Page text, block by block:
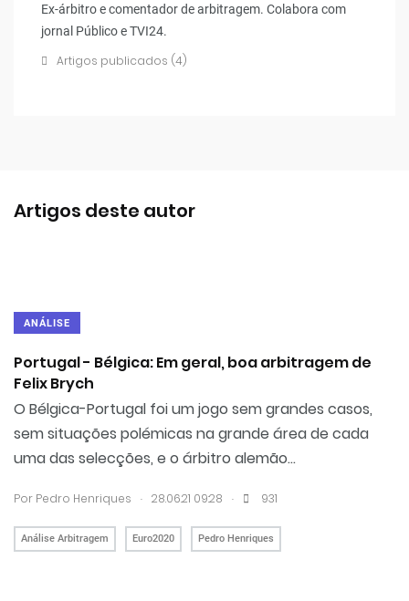
Ex-árbitro e comentador de arbitragem. Colabora com
jornal Público e TVI24.
Artigos publicados (4)
Artigos deste autor
ANÁLISE
Portugal - Bélgica: Em geral, boa arbitragem de
Felix Brych
O Bélgica-Portugal foi um jogo sem grandes casos,
sem situações polémicas na grande área de cada
uma das selecções, e o árbitro alemão...
Por Pedro Henriques . 28.06.21 09:28 . 931
Análise Arbitragem Euro2020 Pedro Henriques